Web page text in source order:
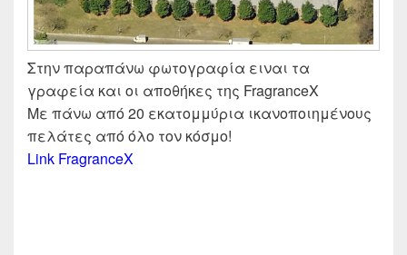
Στην παραπάνω φωτογραφία ειναι τα
γραφεία και οι αποθήκες της FragranceX
Με πάνω από 20 εκατομμύρια ικανοποιημένους
πελάτες από όλο τον κόσμο!
Link FragranceX